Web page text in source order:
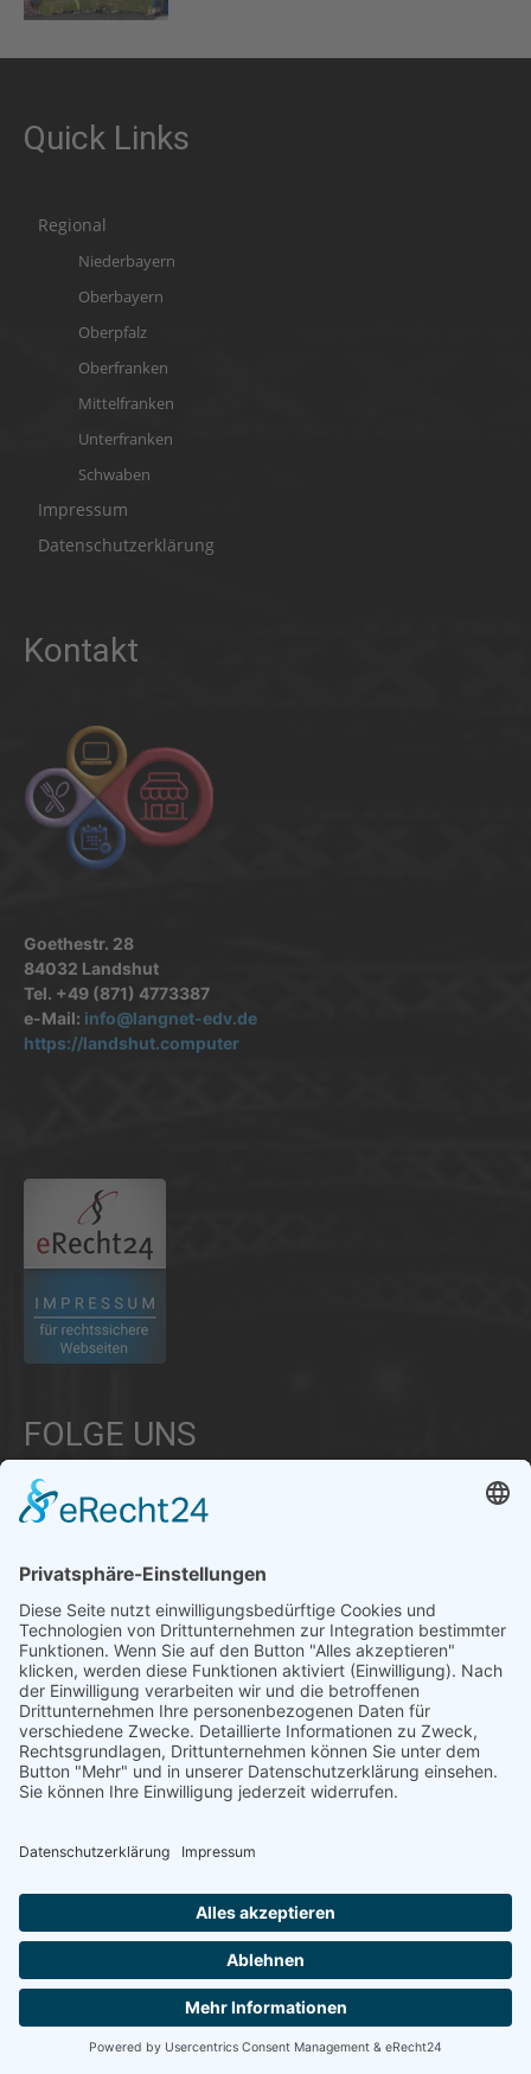
Quick Links
Regional
Niederbayern
Oberbayern
Oberpfalz
Oberfranken
Mittelfranken
Unterfranken
Schwaben
Impressum
Datenschutzerklärung
Kontakt
Goethestr. 28
84032 Landshut
Tel. +49 (871) 4773387
e-Mail: info@langnet-edv.de
https://landshut.computer
FOLGE UNS
Über uns
Informationen aus Politik – Wirtschaft – Kultur – Umwelt –
Gesellschaft - Polizei und Feuerwehr – für die Region Bayern
Als regionales Unternehmen sind wir für Sie der direkte
Ansprechpartner, wenn es um die Online-Vermarktung Ihrer
Produkte und Dienstleistungen geht. Wir würden gerne für